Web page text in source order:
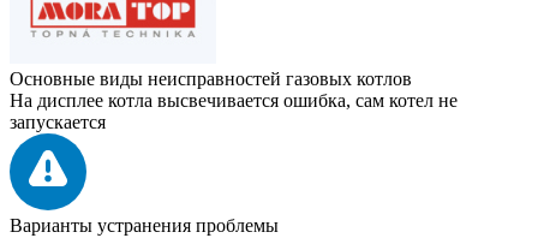
Основные виды неисправностей газовых котлов
На дисплее котла высвечивается ошибка, сам котел не
запускается
Варианты устранения проблемы